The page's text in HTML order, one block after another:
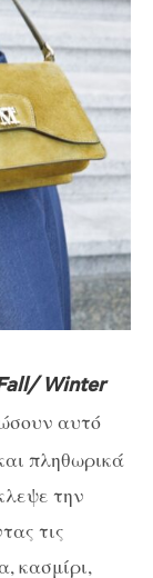
Winter
αυτό
πληθωρικά
την
τις
κασμίρι,